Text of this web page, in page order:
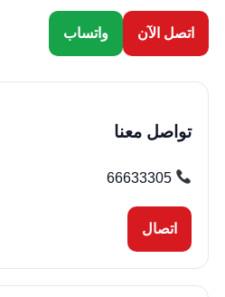
اتصل الآن واتساب
تواصل معنا
66633305
اتصال